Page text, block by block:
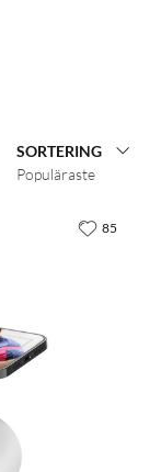
SORTERING
Populäraste
85